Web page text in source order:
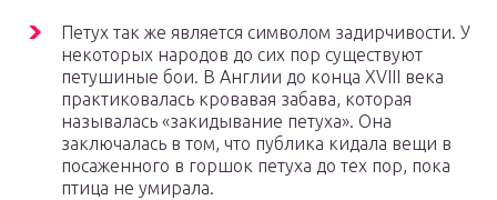
Петух так же является символом задирчивости. У
некоторых народов до сих пор существуют
петушиные бои. В Англии до конца XVIII века
практиковалась кровавая забава, которая
называлась «закидывание петуха». Она
заключалась в том, что публика кидала вещи в
посаженного в горшок петуха до тех пор, пока
птица не умирала.